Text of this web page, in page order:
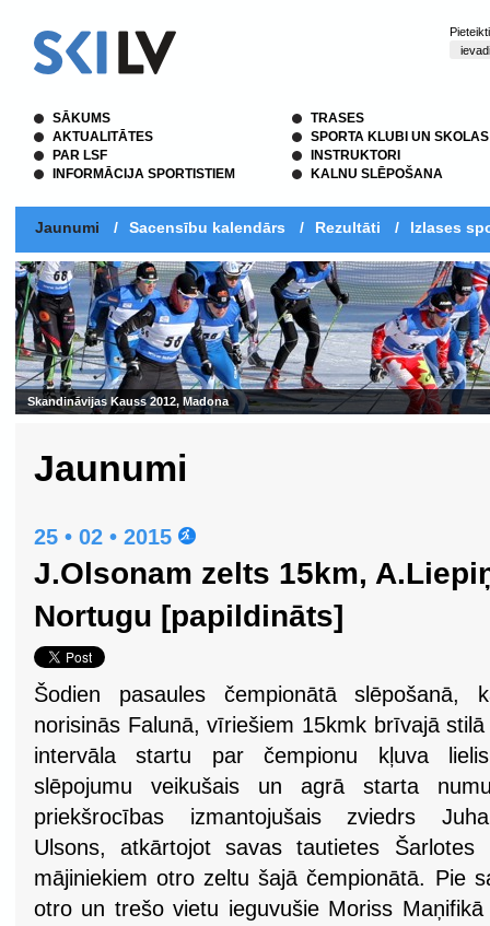
SĀKUMS
AKTUALITĀTES
PAR LSF
INFORMĀCIJA SPORTISTIEM
TRASES
SPORTA KLUBI UN SKOLAS
INSTRUKTORI
KALNU SLĒPOŠANA
Jaunumi / Sacensību kalendārs / Rezultāti / Izlases
Madona
Jaunumi
25 • 02 • 2015
J.Olsonam zelts 15km,
Nortugu [papildināts]
Šodien pasaules čempionātā slēpošanā,
norisinās Falunā, vīriešiem 15kmk brīvajā
intervāla startu par čempionu kļuva
slēpojumu veikušais un agrā starta
priekšrocības izmantojušais zviedrs
Ulsons, atkārtojot savas tautietes
mājiniekiem otro zeltu šajā čempionātā. Pie
otro un trešo vietu ieguvušie Moriss